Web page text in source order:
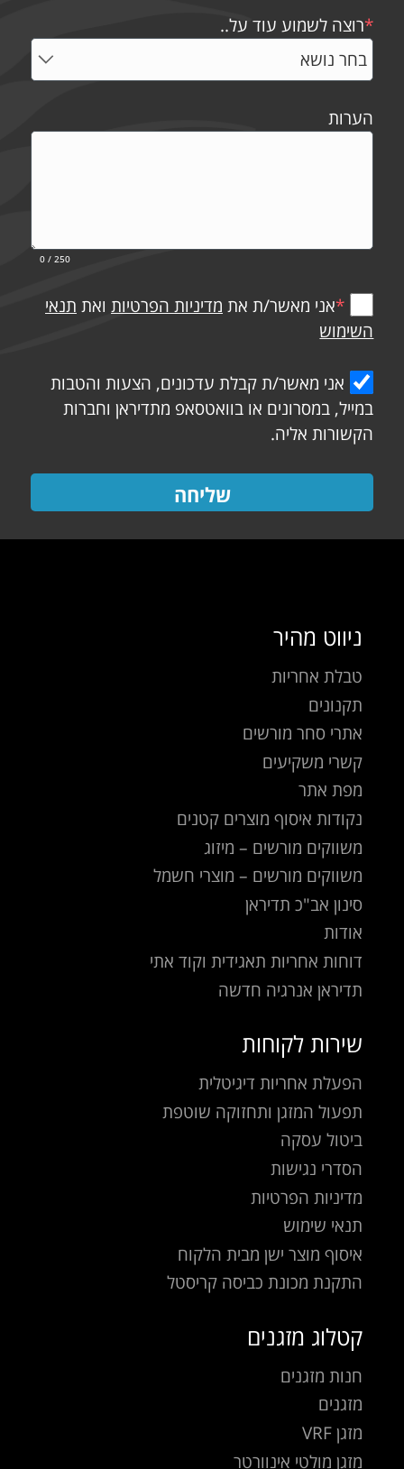
*רוצה לשמוע עוד על..
הערות
0 / 250
*אני מאשר/ת את מדיניות הפרטיות ואת תנאי
השימוש
אני מאשר/ת קבלת עדכונים, הצעות והטבות
במייל, במסרונים או בוואטסאפ מתדיראן וחברות
הקשורות אליה.
שליחה
ניווט מהיר
טבלת אחריות
תקנונים
אתרי סחר מורשים
קשרי משקיעים
מפת אתר
נקודות איסוף מוצרים קטנים
משווקים מורשים – מיזוג
משווקים מורשים – מוצרי חשמל
סינון אב"כ תדיראן
אודות
דוחות אחריות תאגידית וקוד אתי
תדיראן אנרגיה חדשה
שירות לקוחות
הפעלת אחריות דיגיטלית
תפעול המזגן ותחזוקה שוטפת
ביטול עסקה
הסדרי נגישות
מדיניות הפרטיות
תנאי שימוש
איסוף מוצר ישן מבית הלקוח
התקנת מכונת כביסה קריסטל
קטלוג מזגנים
חנות מזגנים
מזגנים
מזגן VRF
מזגן מולטי אינוורטר